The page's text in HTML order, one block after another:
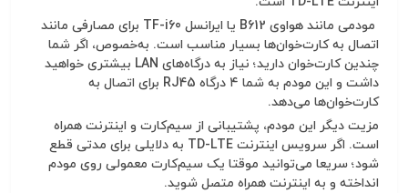
مودمی مانند هواوی B612 یا ایرانسل TF-i60 برای مصارفی مانند
اتصال به کارت‌خوان‌ها بسیار مناسب است. به‌خصوص، اگر شما
چندین کارت‌خوان دارید؛ نیاز به درگاه‌های LAN بیشتری خواهید
داشت و این مودم به شما ۴ درگاه RJ45 برای اتصال به
کارت‌خوان‌ها می‌دهد.
مزیت دیگر این مودم، پشتیبانی از سیم‌کارت و اینترنت همراه
است. اگر سرویس اینترنت TD-LTE به دلایلی برای مدتی قطع
شود؛ سریعا می‌توانید موقتا یک سیم‌کارت معمولی روی مودم
انداخته و به اینترنت همراه متصل شوید.